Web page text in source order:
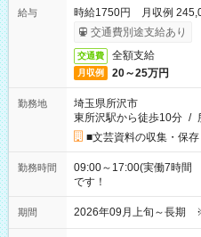
給与
時給1750円 月収例
交通費別途支給あり
交通費 全額支給
月収例 20～25万円
勤務地
埼玉県所沢市
東所沢駅から徒歩10分 /
■文芸資料の収集・保
勤務時間
09:00～17:00(実働7時間
です！
期間 2026年09月上旬～長期